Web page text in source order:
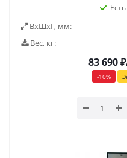
ВxШxГ, мм:
Вес, кг:
83 690₽
-10%